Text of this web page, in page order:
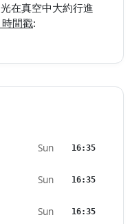
在真空中大約行進
間戳:
Sun 16:35
Sun 16:35
Sun 16:35